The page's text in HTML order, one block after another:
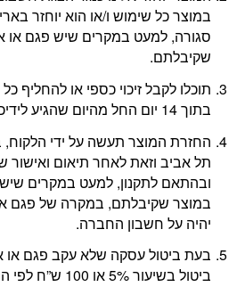
במוצר כל שימוש ו/או הוא יוחזר
סגורה, למעט במקרים שיש פגם או
שקיבלתם.
תוכלו לקבל זיכוי כספי או
בתוך 14 יום החל מהיום שהגיע לידיכם.
תל אביב וזאת לאחר תיאום ואישור
ובהתאם לתקנון, למעט במקרים
במוצר שקיבלתם, במקרה של פגם
יהיה על חשבון החברה.
בעת ביטול עסקה שלא עקב פגם או
ביטול בשיעור 5% או 100 ש”ח לפי הנמוך.